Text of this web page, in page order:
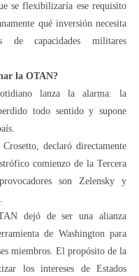
se flexibilizaría ese requisito
qué inversión necesita
capacidades militares
la OTAN?
lanza la alarma: la
todo sentido y supone
declaró directamente
comienzo de la Tercera
son Zelensky y
dejó de ser una alianza
de Washington para
miembros. El propósito de la
los intereses de Estados